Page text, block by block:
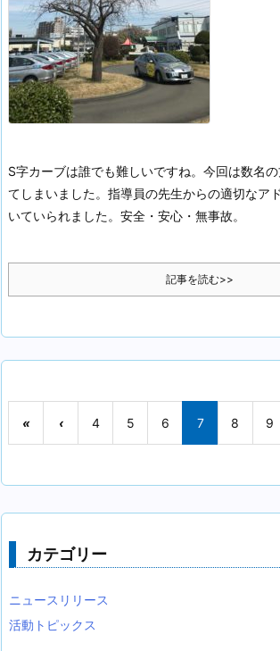
S字カーブは誰でも難しいですね。今回は数名
てしまいました。指導員の先生からの適切なア
いていられました。安全・安心・無事故。
記事を読む>>
« ‹ 4 5 6 7 8 9
カテゴリー
ニュースリリース
活動トピックス